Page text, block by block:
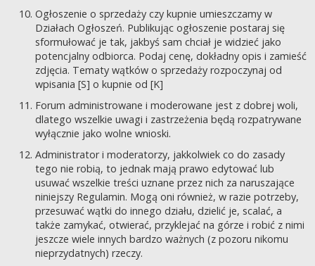
Ogłoszenie o sprzedaży czy kupnie umieszczamy w
Działach Ogłoszeń. Publikując ogłoszenie postaraj się
sformułować je tak, jakbyś sam chciał je widzieć jako
potencjalny odbiorca. Podaj cenę, dokładny opis i zamieść
zdjęcia. Tematy wątków o sprzedaży rozpoczynaj od
wpisania [S] o kupnie od [K]
Forum administrowane i moderowane jest z dobrej woli,
dlatego wszelkie uwagi i zastrzeżenia będą rozpatrywane
wyłącznie jako wolne wnioski.
Administrator i moderatorzy, jakkolwiek co do zasady
tego nie robią, to jednak mają prawo edytować lub
usuwać wszelkie treści uznane przez nich za naruszające
niniejszy Regulamin. Mogą oni również, w razie potrzeby,
przesuwać wątki do innego działu, dzielić je, scalać, a
także zamykać, otwierać, przyklejać na górze i robić z nimi
jeszcze wiele innych bardzo ważnych (z pozoru nikomu
nieprzydatnych) rzeczy.